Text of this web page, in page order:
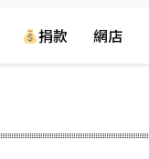
捐款 網店